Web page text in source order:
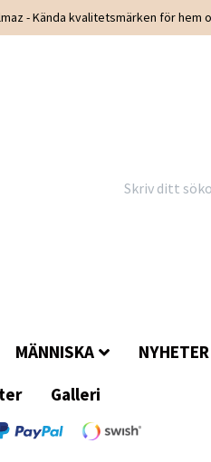
- Kända kvalitetsmärken för hem
MÄNNISKA NYHETER
Galleri